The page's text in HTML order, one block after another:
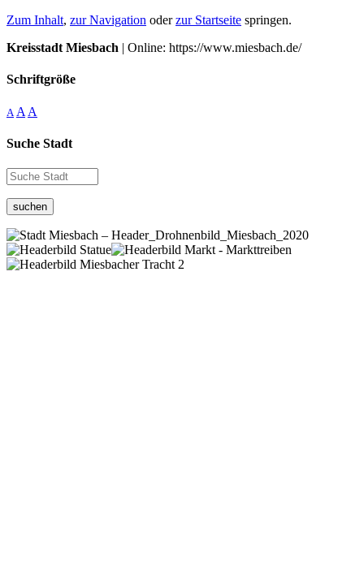
Zum Inhalt, zur Navigation oderzur Startseite springen.
Kreisstadt Miesbach | Online: https://www.miesbach.de/
Schriftgröße
A A A
Suche Stadt
suchen